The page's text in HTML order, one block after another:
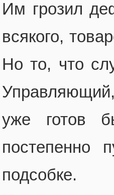
Им грозил
всякого,
Но то, что
уже готов
постепенно
подсобке.